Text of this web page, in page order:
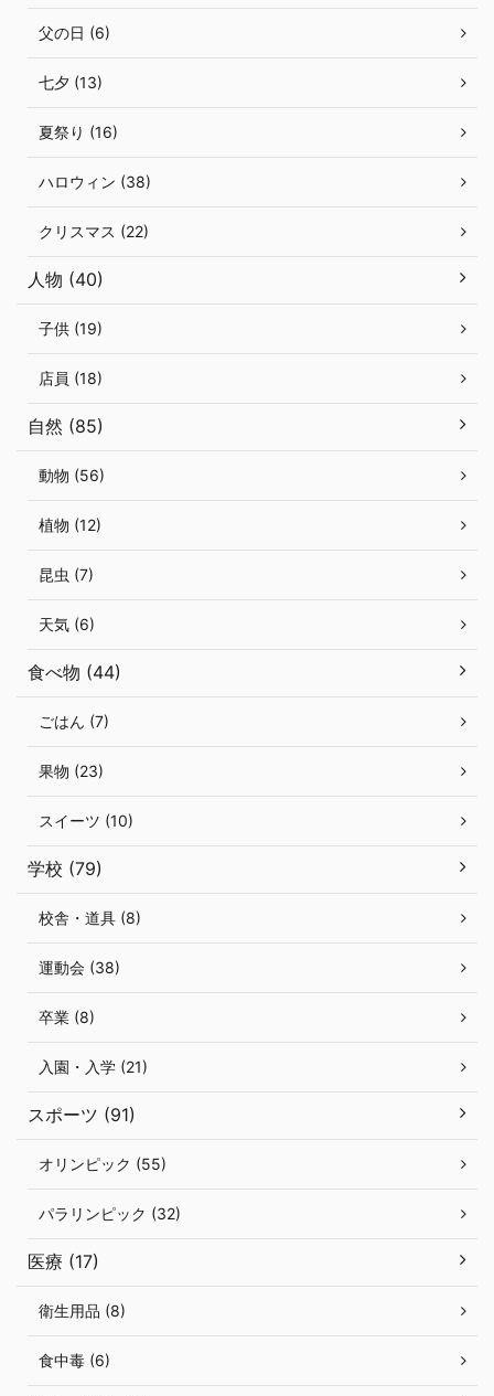
父の日 (6)
七夕 (13)
夏祭り (16)
ハロウィン (38)
クリスマス (22)
人物 (40)
子供 (19)
店員 (18)
自然 (85)
動物 (56)
植物 (12)
昆虫 (7)
天気 (6)
食べ物 (44)
ごはん (7)
果物 (23)
スイーツ (10)
学校 (79)
校舎・道具 (8)
運動会 (38)
卒業 (8)
入園・入学 (21)
スポーツ (91)
オリンピック (55)
パラリンピック (32)
医療 (17)
衛生用品 (8)
食中毒 (6)